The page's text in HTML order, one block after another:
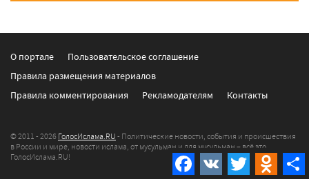
Facebook
VK Twitter
О портале
Пользовательское соглашение
Правила размещения материалов
Правила комментирования
Рекламодателям Контакты
© 2011 - 2026 ГолосИслама.RU - Политические новости, события и происшествия
в России и мире, новости ислама, от мусульман и для мусульман – всё это
ГолосИслама.RU!